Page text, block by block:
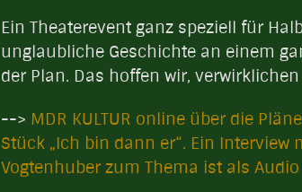
Ein Theaterevent ganz speziell für
unglaubliche Geschichte an einem
der Plan. Das hoffen wir,
--> MDR KULTUR online über die
Stück „Ich bin dann er“. Ein Interview
Vogtenhuber zum Thema ist als